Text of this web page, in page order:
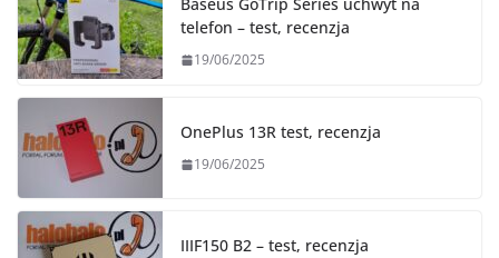
telefon – test, recenzja
19/06/2025
OnePlus 13R test, recenzja
19/06/2025
IIIF150 B2 – test, recenzja